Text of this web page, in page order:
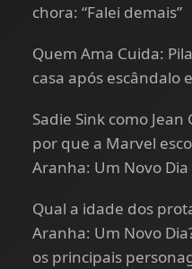
chora: “Falei demais”
Quem Ama Cuida:
casa após escândalo
Sadie Sink como
por que a Marvel
Aranha: Um Novo Dia
Qual a idade dos
Aranha: Um Novo
os principais